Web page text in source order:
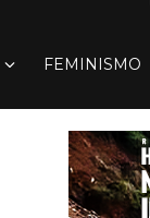
FEMINISMO